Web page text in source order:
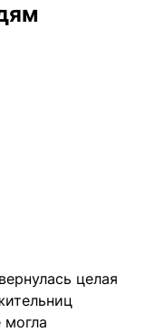
целая
могла